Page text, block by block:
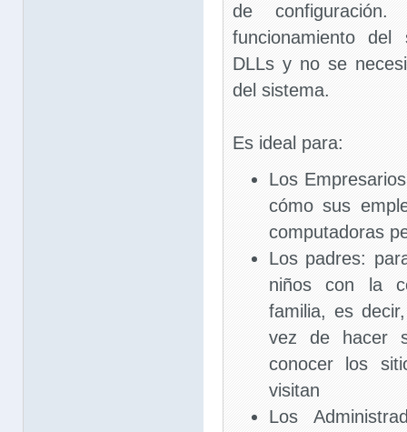
de
funcionamiento
DLLs y no se
del sistema.
Es ideal para:
Los
cómo sus
computadoras
Los padres:
niños con la
familia, es
vez de hacer
conocer los
visitan
Los